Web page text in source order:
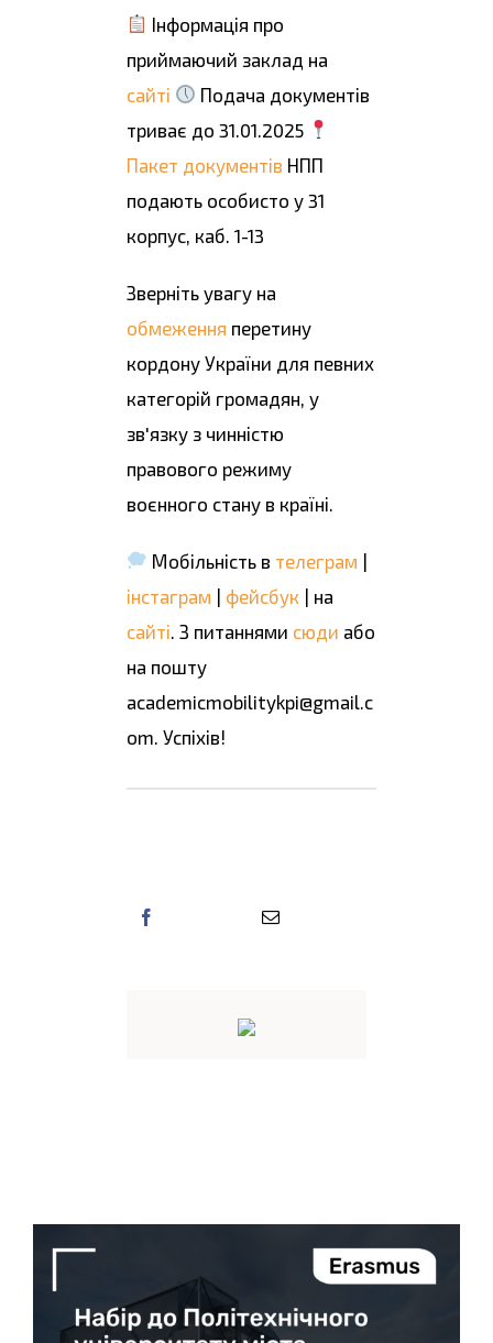
Інформація про
приймаючий заклад на
сайті
Подача документів
триває до 31.01.2025
Пакет документів НПП
подають особисто у 31
корпус, каб. 1-13
Зверніть увагу на
обмеження перетину
кордону України для певних
категорій громадян, у
зв'язку з чинністю
правового режиму
воєнного стану в країні.
Мобільність в телеграм |
інстаграм | фейсбук | на
сайті . З питаннями сюди або
на пошту
academicmobilitykpi@gmail.c
om. Успіхів!